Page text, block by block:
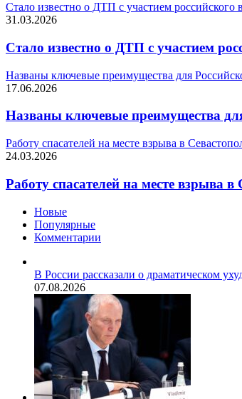
Стало известно о ДТП с участием российского
31.03.2026
Стало известно о ДТП с участием
Названы ключевые преимущества для
17.06.2026
Названы ключевые преимущества
Работу спасателей на месте взрыва в
24.03.2026
Работу спасателей на месте взрыва в
Новые
Популярные
Комментарии
В России рассказали о драматическом
07.08.2026